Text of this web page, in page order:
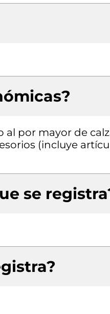
al por mayor de
(incluye
se